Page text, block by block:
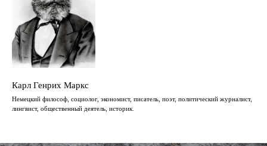
Карл Генрих Маркс
Немецкий философ, социолог, экономист, писатель, поэт, политический журналист,
лингвист, общественный деятель, историк.